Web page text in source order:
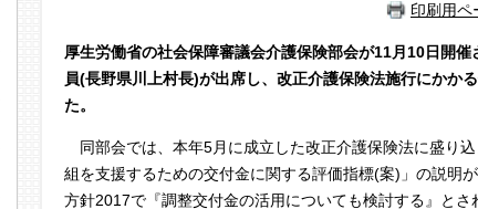
印刷用ペ
厚生労働省の社会保障審議会介護保険部会が11月10日開
員(長野県川上村長)が出席し、改正介護保険法施行にかか
た。
同部会では、本年5月に成立した改正介護保険法に盛り
組を支援するための交付金に関する評価指標(案)」の説明
方針2017で『調整交付金の活用についても検討する』と